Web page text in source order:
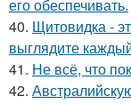
его обеспечивать.
40. Щитовидка -
выглядите
41. Не всё, что
42.